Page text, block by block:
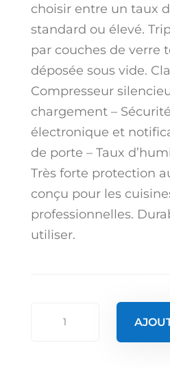
choisir entre un taux
standard ou élevé.
par couches de verre
déposée sous vide.
Compresseur
chargement –
électronique et
de porte – Taux
Très forte protection
conçu pour les
professionnelles.
utiliser.